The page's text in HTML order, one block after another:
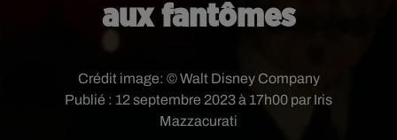
aux fantômes
Publié : 12 septembre 2023 à 17h00 par Iris
Mazzacurati
Crédit image: © Walt Disney Company